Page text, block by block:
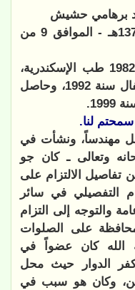
برهامي حشيش
تاريخ الميلاد/ 25من صفر سنة 1378هـ - الموافق 9 من
الدراسة/ خريج كلية الطب سنة 1982 طب الإسكندرية،
وحاصل على ماجستير طب الأطفال سنة 1992، وحاصل
سمحتم لنا.
مهندساً، ونشأت في
وتعالى ـ كان جو
تفاصيل الالتزام على
التفصيلي في سائر
والتوجه إلى التزام
على الصلوات
الله كان عضواً في
الدوار حيث محل
وكان هو سبب في